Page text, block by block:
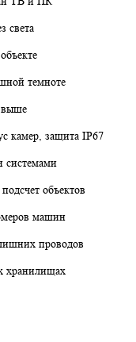
света
темноте
выше
камер, защита IP67
системами
объектов
машин
проводов
хранилищах